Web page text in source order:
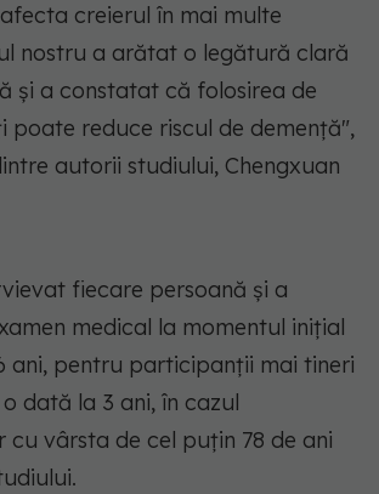
creierul în mai multe
nostru a arătat o legătură clară
și a constatat că folosirea de
poate reduce riscul de demență",
autorii studiului, Chengxuan
fiecare persoană și a
medical la momentul inițial
ani, pentru participanții mai tineri
dată la 3 ani, în cazul
vârsta de cel puțin 78 de ani